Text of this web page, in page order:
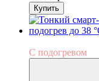
Купить
С подогревом